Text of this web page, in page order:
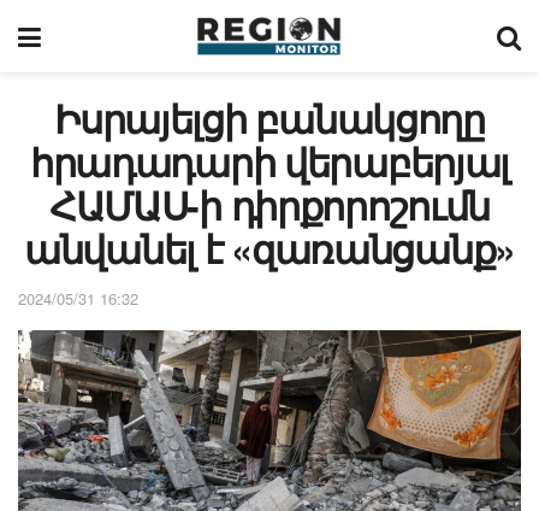
Իսրայելցի բանակցողը
հրադադարի վերաբերյալ
ՀԱՄԱՍ-ի դիրքորոշումն
անվանել է «զառանցանք»
2024/05/31 16:32